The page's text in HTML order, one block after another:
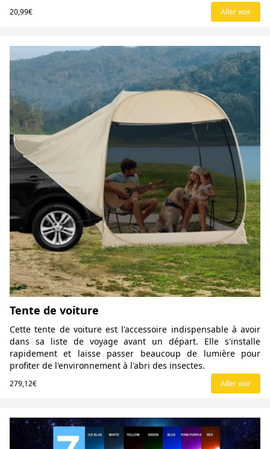
20,99€ Aller voir
Tente de voiture
Cette tente de voiture est l'accessoire indispensable à avoir
dans sa liste de voyage avant un départ. Elle s'installe
rapidement et laisse passer beaucoup de lumière pour
profiter de l'environnement à l'abri des insectes.
279,12€ Aller voir